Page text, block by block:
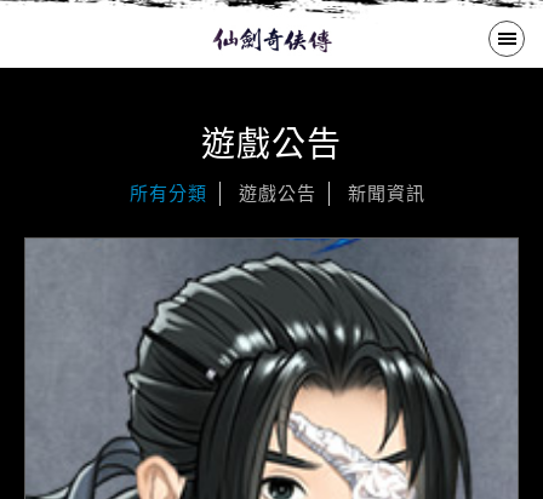
遊戲公告
歷代作品
大宇商城
下載專區
購買啟動碼
遊戲公告
所有分類 遊戲公告 新聞資訊